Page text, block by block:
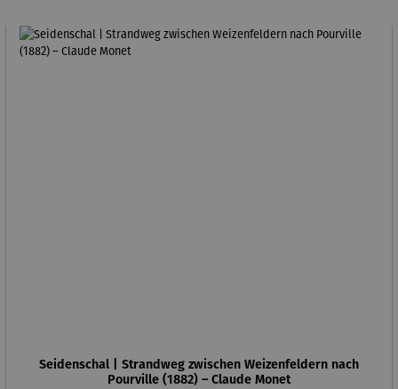
Seidenschal | Strandweg zwischen Weizenfeldern nach
Pourville (1882) – Claude Monet